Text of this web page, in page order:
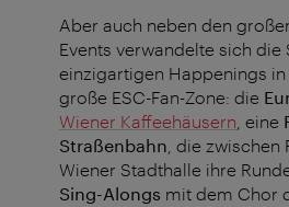
Aber auch neben den
Events verwandelte sich die
einzigartigen Happenings in
große ESC-Fan-Zone: die
Wiener Kaffeehäusern , eine
Straßenbahn , die
Wiener Stadthalle ihre
Sing-Alongs mit dem Chor